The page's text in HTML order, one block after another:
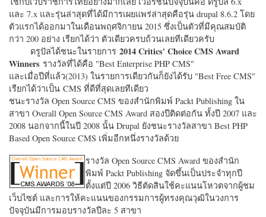
และ 7.x และรุ่นล่าสุดที่ได้มีการเผยแพร่ล่าสุดคือรุ่น drupal 8.6.2 โดย
ตัวแรกได้ออกมาในเดือนพฤศจิกายน 2015 ซึ่งเป็นตัวที่มีคุณสมบัติ
กว่า 200 อย่าง เรียกได้ว่า ตัวเดียวครบถ้วนเลยทีเดียวครับ
ดรูปัลได้ชนะในรายการ 2014 Critics' Choice CMS Award
Winners รางวัลที่ได้คือ "Best Enterprise PHP CMS"
และเมื่อปีที่แล้ว(2013) ในรายการเดียวกันก็ยังได้รับ "Best Free CMS"
เรียกได้ว่าเป็น CMS ที่ดีที่สุดเลยทีเดียว
ชนะรางวัล Open Source CMS ของสำนักพิมพ์ Packt Publishing ใน
สาขา Overall Open Source CMS Award สองปีติดต่อกัน ทั้งปี 2007 และ
2008 นอกจากนี้ในปี 2008 นั้น Drupal ยังชนะรางวัลสาขา Best PHP
Based Open Source CMS เพิ่มอีกหนึ่งรางวัลด้วย
รางวัล Open Source CMS Award ของสำนัก
พิมพ์ Packt Publishing จัดขึ้นเป็นประจำทุกปี
ตั้งแต่ปี 2006 วิธีตัดสินใช้คะแนนโหวตจากผู้ชม
เว็บไซต์ และการให้คะแนนของกรรมการผู้ทรงคุณวุฒิในวงการ
ปัจจุบันมีการมอบรางวัลปีละ 5 สาขา